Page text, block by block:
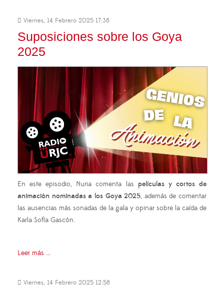
Viernes, 14 Febrero 2025 17:38
Suposiciones sobre los Goya
2025
En este episodio, Nuria comenta las películas y cortos de
animación nominadas a los Goya 2025, además de comentar
las ausencias más sonadas de la gala y opinar sobre la caída de
Karla Sofía Gascón.
Leer más ...
Viernes, 14 Febrero 2025 12:58